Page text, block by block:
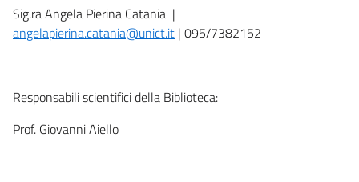
Sig.ra Angela Pierina Catania |
angelapierina.catania@unict.it | 095/7382152
Responsabili scientifici della Biblioteca:
Prof. Giovanni Aiello